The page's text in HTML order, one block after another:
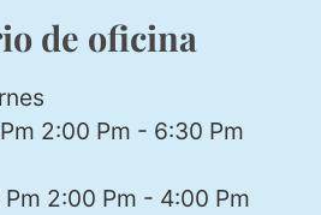
de oficina
2:00 Pm - 6:30 Pm
2:00 Pm - 4:00 Pm